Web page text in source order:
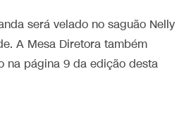
será velado no saguão Nelly
A Mesa Diretora também
na página 9 da edição desta